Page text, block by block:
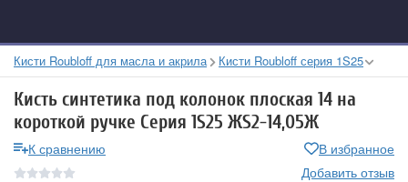
Кисти Roubloff для масла и акрила Кисти Roubloff серия 1S25
Кисть синтетика под колонок плоская 14 на
короткой ручке Серия 1S25 ЖS2-14,05Ж
К сравнению
В избранное
Добавить отзыв